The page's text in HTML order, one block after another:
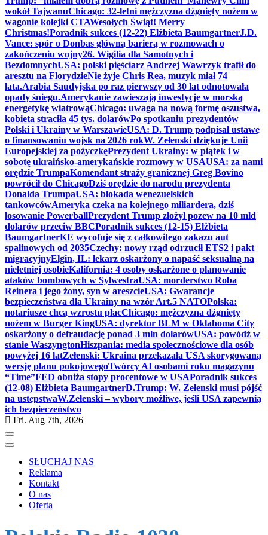
wokół TajwanuChicago: 32-letni mężczyzna dźgnięty nożem w
wagonie kolejki CTAWesołych Świąt! Merry
Christmas!Poradnik sukces (12-22) Elżbieta BaumgartnerJ.D.
Vance: spór o Donbas główną barierą w rozmowach o
zakończeniu wojny26. Wigilia dla Samotnych i
BezdomnychUSA: polski pięściarz Andrzej Wawrzyk trafił do
aresztu na FlorydzieNie żyje Chris Rea, muzyk miał 74
lata.Arabia Saudyjska po raz pierwszy od 30 lat odnotowała
opady śniegu.Amerykanie zawieszają inwestycje w morską
energetykę wiatrowąChicago: uwaga na nową formę oszustwa,
kobieta straciła 45 tys. dolarówPo spotkaniu prezydentów
Polski i Ukrainy w WarszawieUSA: D. Trump podpisał ustawę
o finansowaniu wojsk na 2026 rokW. Zełenski dziękuje Unii
Europejskiej za pożyczkęPrezydent Ukrainy: w piątek i w
sobotę ukraińsko-amerykańskie rozmowy w USAUSA: za nami
orędzie TrumpaKomendant straży granicznej Greg Bovino
powrócił do ChicagoDziś orędzie do narodu prezydenta
Donalda TrumpaUSA: blokada wenezuelskich
tankowcówAmeryka czeka na kolejnego miliardera, dziś
losowanie PowerballPrezydent Trump złożył pozew na 10 mld
dolarów przeciw BBCPoradnik sukces (12-15) Elżbieta
BaumgartnerKE wycofuje się z całkowitego zakazu aut
spalinowych od 2035Czechy: nowy rząd odrzucił ETS2 i pakt
migracyjnyElgin, IL: lekarz oskarżony o napaść seksualną na
nieletniej osobieKalifornia: 4 osoby oskarżone o planowanie
ataków bombowych w SylwestraUSA: morderstwo Roba
Reinera i jego żony, syn w areszcieUSA: Gwarancje
bezpieczeństwa dla Ukrainy na wzór Art.5 NATOPolska:
notariusze chcą wzrostu płacChicago: mężczyzna dźgnięty
nożem w Burger KingUSA: dyrektor BLM w Oklahoma City
oskarżony o defraudację ponad 3 mln dolarówUSA: powódź w
stanie WaszyngtonHiszpania: media społecznościowe dla osób
powyżej 16 latZełenski: Ukraina przekazała USA skorygowaną
wersję planu pokojowegoTwórcy AI osobami roku magazynu
“Time”FED obniża stopy procentowe w USAPoradnik sukces
(12-08) Elżbieta BaumgartnerD.Trump: W. Zełenski musi pójść
na ustępstwaW.Zełenski – wybory możliwe, jeśli USA zapewnią
ich bezpieczeństwo
Fri. Aug 7th, 2026
SŁUCHAJ NAS
Reklama
Kontakt
O nas
Oferta